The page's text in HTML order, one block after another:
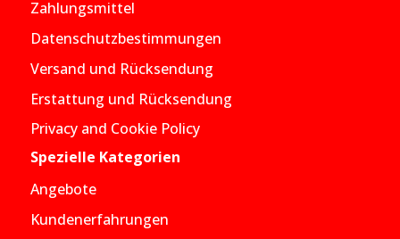
Zahlungsmittel
Datenschutzbestimmungen
Versand und Rücksendung
Erstattung und Rücksendung
Privacy and Cookie Policy
Spezielle Kategorien
Angebote
Kundenerfahrungen